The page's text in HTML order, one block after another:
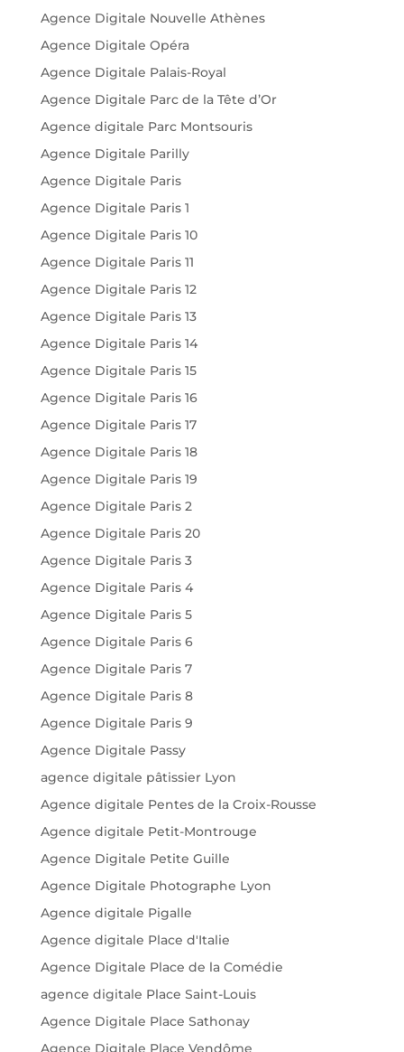
Agence Digitale Nouvelle Athènes
Agence Digitale Opéra
Agence Digitale Palais-Royal
Agence Digitale Parc de la Tête d’Or
Agence digitale Parc Montsouris
Agence Digitale Parilly
Agence Digitale Paris
Agence Digitale Paris 1
Agence Digitale Paris 10
Agence Digitale Paris 11
Agence Digitale Paris 12
Agence Digitale Paris 13
Agence Digitale Paris 14
Agence Digitale Paris 15
Agence Digitale Paris 16
Agence Digitale Paris 17
Agence Digitale Paris 18
Agence Digitale Paris 19
Agence Digitale Paris 2
Agence Digitale Paris 20
Agence Digitale Paris 3
Agence Digitale Paris 4
Agence Digitale Paris 5
Agence Digitale Paris 6
Agence Digitale Paris 7
Agence Digitale Paris 8
Agence Digitale Paris 9
Agence Digitale Passy
agence digitale pâtissier Lyon
Agence digitale Pentes de la Croix-Rousse
Agence digitale Petit-Montrouge
Agence Digitale Petite Guille
Agence Digitale Photographe Lyon
Agence digitale Pigalle
Agence digitale Place d'Italie
Agence Digitale Place de la Comédie
agence digitale Place Saint-Louis
Agence Digitale Place Sathonay
Agence Digitale Place Vendôme